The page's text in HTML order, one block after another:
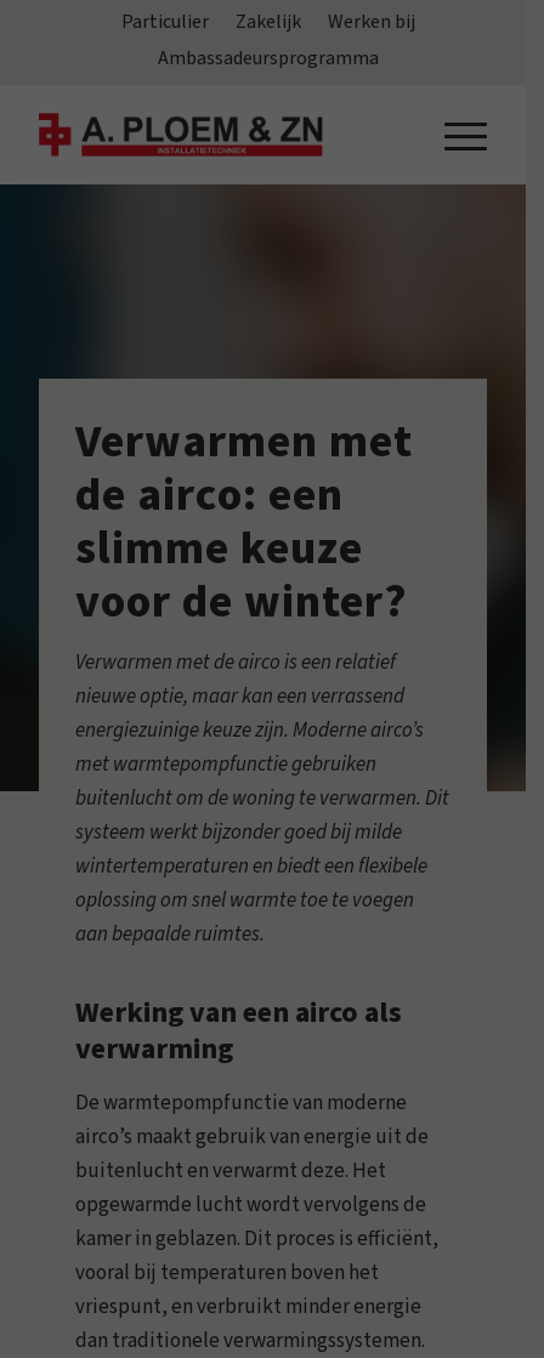
Particulier Zakelijk
Werken bij
Ambassadeursprogramma
Verwarmen met
de airco: een
slimme keuze
voor de winter?
Verwarmen met de airco is een relatief
nieuwe optie, maar kan een verrassend
energiezuinige keuze zijn. Moderne airco’s
met warmtepompfunctie gebruiken
buitenlucht om de woning te verwarmen. Dit
systeem werkt bijzonder goed bij milde
wintertemperaturen en biedt een flexibele
oplossing om snel warmte toe te voegen
aan bepaalde ruimtes.
Werking van een airco als
verwarming
De warmtepompfunctie van moderne
airco’s maakt gebruik van energie uit de
buitenlucht en verwarmt deze. Het
opgewarmde lucht wordt vervolgens de
kamer in geblazen. Dit proces is efficiënt,
vooral bij temperaturen boven het
vriespunt, en verbruikt minder energie
dan traditionele verwarmingssystemen.